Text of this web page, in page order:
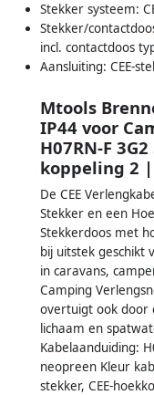
Stekker systeem:
Stekker/
incl. contactdoos
Aansluiting: CEE-
Mtools
IP44 voor
H07RN-F
koppeling 2 |
De CEE
Stekker en een
Stekkerdoos met
bij uitstek geschikt
in caravans,
Camping
overtuigt ook door
lichaam en
Kabelaanduiding:
neopreen Kleur
stekker, CEE-